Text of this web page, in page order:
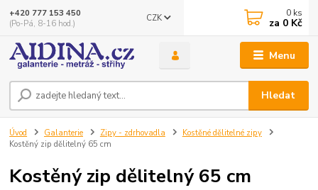
Menu
CZK
Hledat
+420 777 153 450
(Po-Pá, 8-16 hod.)
0 ks
za 0 Kč
Úvod Galanterie Zipy - zdrhovadla
Kostěné dělitelné zipy
Kostěný zip dělitelný 65 cm
Kostěný zip dělitelný 65 cm